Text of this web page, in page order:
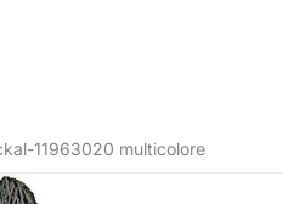
11963020 multicolore